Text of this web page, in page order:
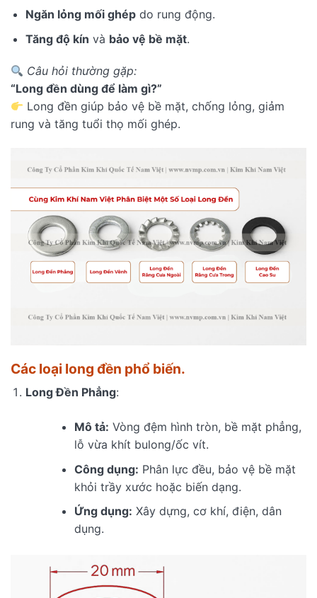
Ngăn lỏng mối ghépdo rung động.
Tăng độ kín và bảo vệ bề mặt.
Câu hỏi thường gặp:
“Long đền dùng để làm gì?”
Long đền giúp bảo vệ bề mặt, chống lỏng, giảm
rung và tăng tuổi thọ mối ghép.
Các loại long đền phổ biến.
Long Đền Phẳng:
Mô tả: Vòng đệm hình tròn, bề mặt phẳng,
lỗ vừa khít bulong/ốc vít.
Công dụng: Phân lực đều, bảo vệ bề mặt
khỏi trầy xước hoặc biến dạng.
Ứng dụng: Xây dựng, cơ khí, điện, dân
dụng.